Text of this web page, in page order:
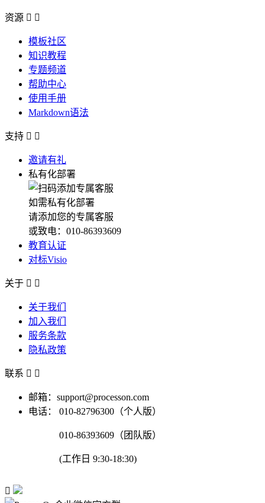
资源  
模板社区
知识教程
专题频道
帮助中心
使用手册
Markdown语法
支持  
邀请有礼
私有化部署
如需私有化部署
请添加您的专属客服
或致电：010-86393609
教育认证
对标Visio
关于  
关于我们
加入我们
服务条款
隐私政策
联系  
邮箱：support@processon.com
电话：
010-82796300（个人版）
010-86393609（团队版）
(工作日 9:30-18:30)
